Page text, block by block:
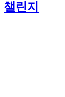
챌린지